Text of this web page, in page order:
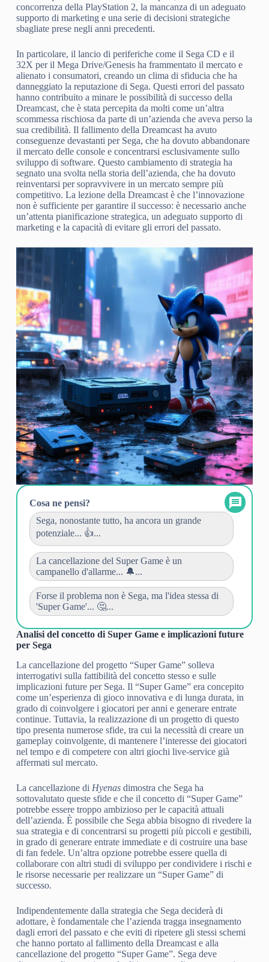
concorrenza della PlayStation 2, la mancanza di un adeguato
supporto di marketing e una serie di decisioni strategiche
sbagliate prese negli anni precedenti.
In particolare, il lancio di periferiche come il Sega CD e il
32X per il Mega Drive/Genesis ha frammentato il mercato e
alienato i consumatori, creando un clima di sfiducia che ha
danneggiato la reputazione di Sega. Questi errori del passato
hanno contribuito a minare le possibilità di successo della
Dreamcast, che è stata percepita da molti come un’altra
scommessa rischiosa da parte di un’azienda che aveva perso la
sua credibilità. Il fallimento della Dreamcast ha avuto
conseguenze devastanti per Sega, che ha dovuto abbandonare
il mercato delle console e concentrarsi esclusivamente sullo
sviluppo di software. Questo cambiamento di strategia ha
segnato una svolta nella storia dell’azienda, che ha dovuto
reinventarsi per sopravvivere in un mercato sempre più
competitivo. La lezione della Dreamcast è che l’innovazione
non è sufficiente per garantire il successo: è necessario anche
un’attenta pianificazione strategica, un adeguato supporto di
marketing e la capacità di evitare gli errori del passato.
Cosa ne pensi?
Sega, nonostante tutto, ha ancora un grande
potenziale... 👍...
La cancellazione del Super Game è un
campanello d'allarme... 🔔...
Forse il problema non è Sega, ma l'idea stessa di
'Super Game'... 🤔...
Analisi del concetto di Super Game e implicazioni future
per Sega
La cancellazione del progetto “Super Game” solleva
interrogativi sulla fattibilità del concetto stesso e sulle
implicazioni future per Sega. Il “Super Game” era concepito
come un’esperienza di gioco innovativa e di lunga durata, in
grado di coinvolgere i giocatori per anni e generare entrate
continue. Tuttavia, la realizzazione di un progetto di questo
tipo presenta numerose sfide, tra cui la necessità di creare un
gameplay coinvolgente, di mantenere l’interesse dei giocatori
nel tempo e di competere con altri giochi live-service già
affermati sul mercato.
La cancellazione di Hyenasdimostra che Sega ha
sottovalutato queste sfide e che il concetto di “Super Game”
potrebbe essere troppo ambizioso per le capacità attuali
dell’azienda. È possibile che Sega abbia bisogno di rivedere la
sua strategia e di concentrarsi su progetti più piccoli e gestibili,
in grado di generare entrate immediate e di costruire una base
di fan fedele. Un’altra opzione potrebbe essere quella di
collaborare con altri studi di sviluppo per condividere i rischi e
le risorse necessarie per realizzare un “Super Game” di
successo.
Indipendentemente dalla strategia che Sega deciderà di
adottare, è fondamentale che l’azienda tragga insegnamento
dagli errori del passato e che eviti di ripetere gli stessi schemi
che hanno portato al fallimento della Dreamcast e alla
cancellazione del progetto “Super Game”. Sega deve